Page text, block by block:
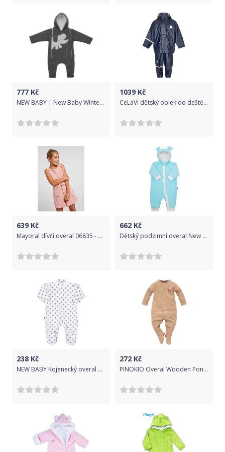
777 Kč
NEW BABY | New Baby Winter Elephant | Zimní kombinézka New Baby Winter Elephant šedá | Šedá | 68 (4-6m)
1039 Kč
CeLaVi dětský oblek do deště 1145 - 778 Velikost: 70
639 Kč
Mayoral dívčí overal 06835 - 089 Velikost: 128
662 Kč
Dětský podzimní overal New Baby MiMi modrý, Modrá, 56 (0-3m)
238 Kč
NEW BABY Kojenecký overal New Baby Classic II šedý s hvězdičkami 100% Bavlna 50
272 Kč
PINOKIO Overal Wooden Pony z organické bavlny brown vel. 50